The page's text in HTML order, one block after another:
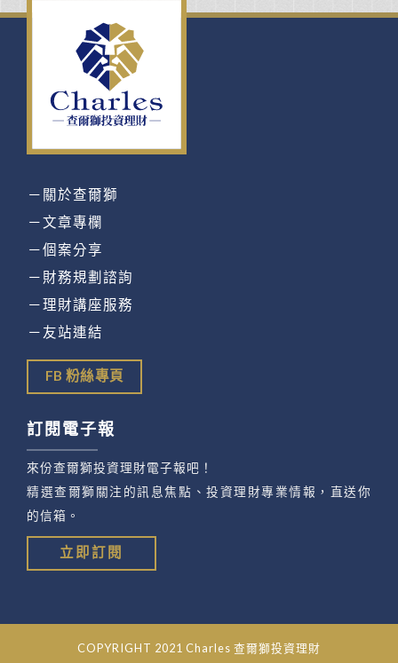
－關於查爾獅
－文章專欄
－個案分享
－財務規劃諮詢
－理財講座服務
－友站連結
FB 粉絲專頁
訂閱電子報
來份查爾獅投資理財電子報吧！
精選查爾獅關注的訊息焦點、投資理財專業情報，直送你
的信箱。
立即訂閱
COPYRIGHT 2021 Charles 查爾獅投資理財